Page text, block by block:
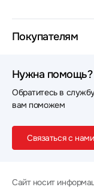
Покупателям
Нужна
Обратитесь в
вам поможем
Связаться с нами
Сайт носит